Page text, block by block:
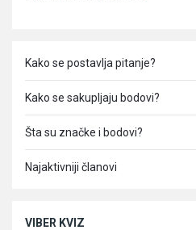
Kako se postavlja pitanje?
Kako se sakupljaju bodovi?
Šta su značke i bodovi?
Najaktivniji članovi
VIBER KVIZ